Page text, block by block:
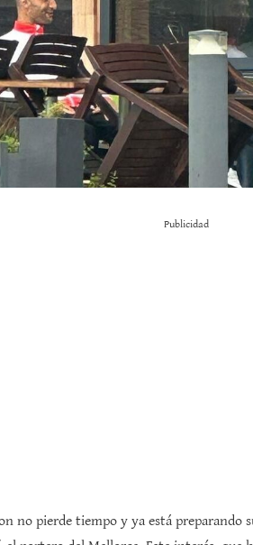
Publicidad
no pierde tiempo y ya está preparando